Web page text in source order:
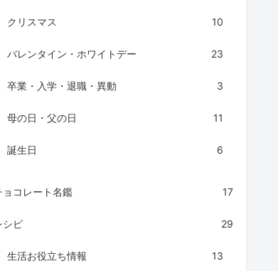
クリスマス 10
バレンタイン・ホワイトデー 23
卒業・入学・退職・異動 3
母の日・父の日 11
誕生日 6
ョコレート名鑑 17
シピ 29
生活お役立ち情報 13